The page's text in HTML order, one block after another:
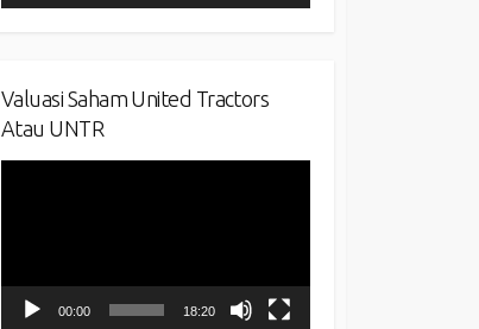
Valuasi Saham United Tractors
Atau UNTR
00:00 18:20